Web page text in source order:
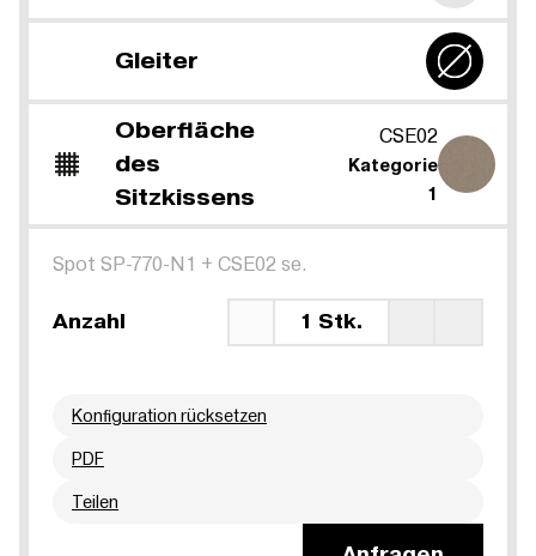
Gleiter
Oberfläche
des
Sitzkissens
CSE02
Kategorie
1
Spot SP-770-N1 + CSE02 se.
Anzahl 1 Stk.
Konfiguration rücksetzen
PDF
Teilen